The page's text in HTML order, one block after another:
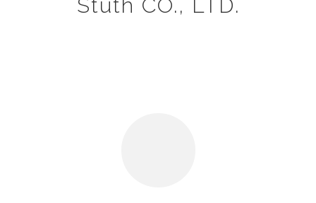
Stuth CO., LTD.